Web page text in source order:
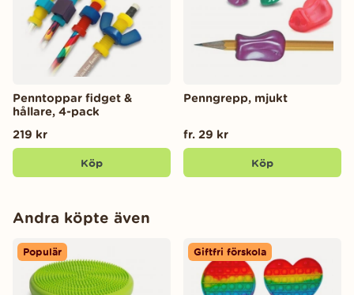
Penntoppar fidget &
hållare, 4-pack
219 kr
Köp
Penngrepp, mjukt
fr. 29 kr
Köp
Andra köpte även
Populär Giftfri förskola